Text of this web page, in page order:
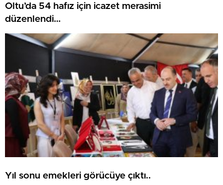
Oltu’da 54 hafız için icazet merasimi
düzenlendi…
Yıl sonu emekleri görücüye çıktı..